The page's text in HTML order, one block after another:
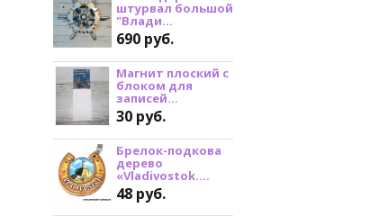
штурвал большой
"Влади...
690 руб.
Магнит плоский с
блоком для
записей...
30 руб.
Брелок-подкова
дерево
«Vladivostok....
48 руб.